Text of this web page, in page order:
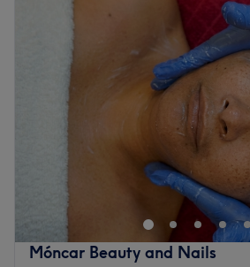
Móncar Beauty and Nails